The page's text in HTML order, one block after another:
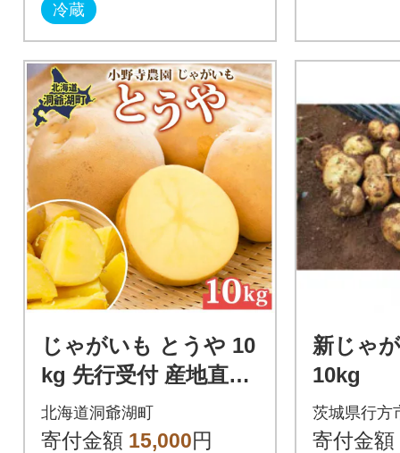
冷蔵
じゃがいも とうや 10
kg 先行受付 産地直送
北海道 洞爺湖 2026年
9月下旬より順次発送
北海道洞爺湖町
寄付金額 15,000円
新じゃ
10kg
茨城県行方
寄付金額